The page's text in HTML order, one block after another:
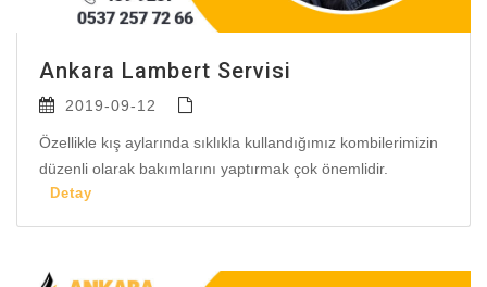
Ankara Lambert Servisi
2019-09-12
Özellikle kış aylarında sıklıkla kullandığımız kombilerimizin
düzenli olarak bakımlarını yaptırmak çok önemlidir.
Detay